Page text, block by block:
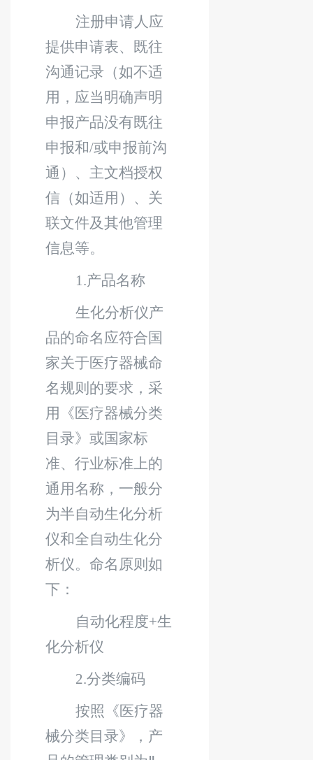
注册申请人应
提供申请表、既往
沟通记录（如不适
用，应当明确声明
申报产品没有既往
申报和/或申报前沟
通）、主文档授权
信（如适用）、关
联文件及其他管理
信息等。
1.产品名称
生化分析仪产
品的命名应符合国
家关于医疗器械命
名规则的要求，采
用《医疗器械分类
目录》或国家标
准、行业标准上的
通用名称，一般分
为半自动生化分析
仪和全自动生化分
析仪。命名原则如
下：
自动化程度+生
化分析仪
2.分类编码
按照《医疗器
械分类目录》，产